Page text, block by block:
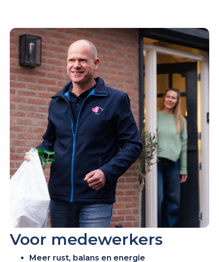
Voor medewerkers
Meer rust, balans en energie